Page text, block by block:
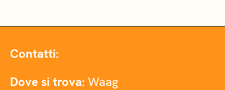
Contatti:
Dove si trova: Waag